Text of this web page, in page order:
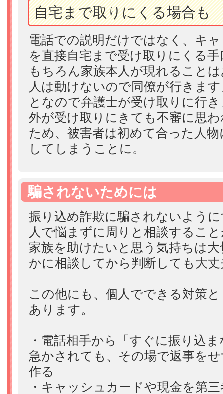
自宅まで取りにくる場合も
電話での説明だけではなく、キ
を直接自宅まで受け取りにくる
もちろん家族本人が現れること
人は動けないので同僚が行きま
となので弁護士が受け取りに行
外が受け取りにきても不審に思
ため、被害者は初めて合った人
してしまうことに。
騙されないためには
振り込め詐欺に騙されないよう
人で悩まずに周りと相談するこ
家族を助けたいと思う気持ちは
かに相談してから判断しても大
この他にも、個人でできる対策
あります。
・電話相手から「すぐに振り込
急かされても、その場で返事を
作る
・キャッシュカードや現金を第